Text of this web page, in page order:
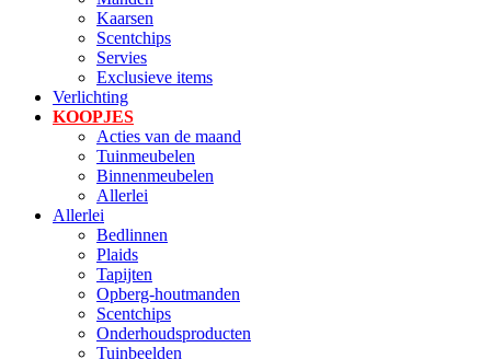
Kaarsen
Scentchips
Servies
Exclusieve items
Verlichting
KOOPJES
Acties van de maand
Tuinmeubelen
Binnenmeubelen
Allerlei
Allerlei
Bedlinnen
Plaids
Tapijten
Opberg-houtmanden
Scentchips
Onderhoudsproducten
Tuinbeelden